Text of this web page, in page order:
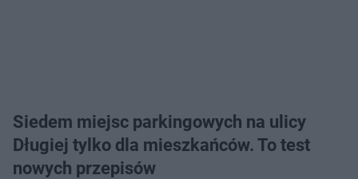
Siedem miejsc parkingowych na ulicy
Długiej tylko dla mieszkańców. To test
nowych przepisów